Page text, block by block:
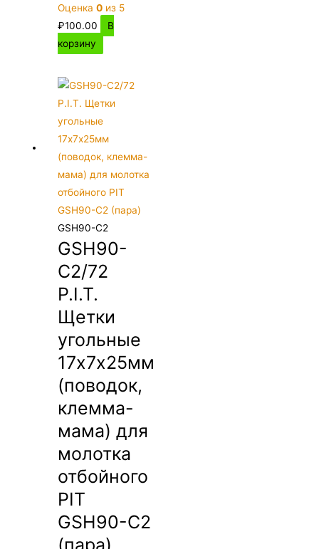
Оценка0 из 5
₽100.00
В
корзину
GSH90-C2
GSH90-
C2/72
P.I.T.
Щетки
угольные
17х7х25мм
(поводок,
клемма-
мама) для
молотка
отбойного
PIT
GSH90-C2